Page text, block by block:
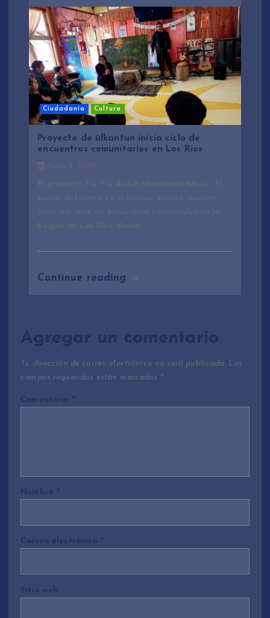
Ciudadanía Cultura
Proyecto de ülkantun inicia ciclo de
encuentros comunitarios en Los Ríos
Continue reading
Agregar un comentario
Tu dirección de correo electrónico no será publicada. Los
campos requeridos están marcados *
Comentario *
Nombre *
Correo electrónico *
Sitio web